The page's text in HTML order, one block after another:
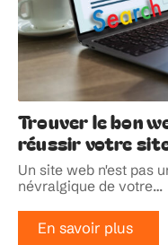
Trouver le bon
réussir votre
Un site web n'est pas
névralgique de votre…
En savoir plus